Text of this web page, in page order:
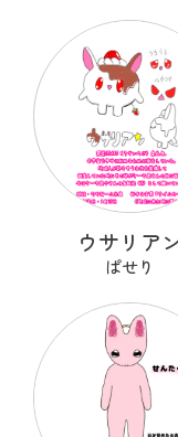
ウサリア
ぱせり